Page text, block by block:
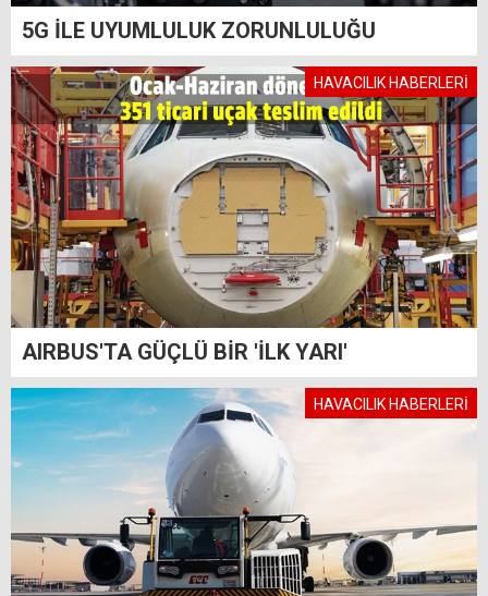
5G İLE UYUMLULUK ZORUNLULUĞU
HAVACILIK HABERLERİ
AIRBUS'TA GÜÇLÜ BİR 'İLK YARI'
HAVACILIK HABERLERİ